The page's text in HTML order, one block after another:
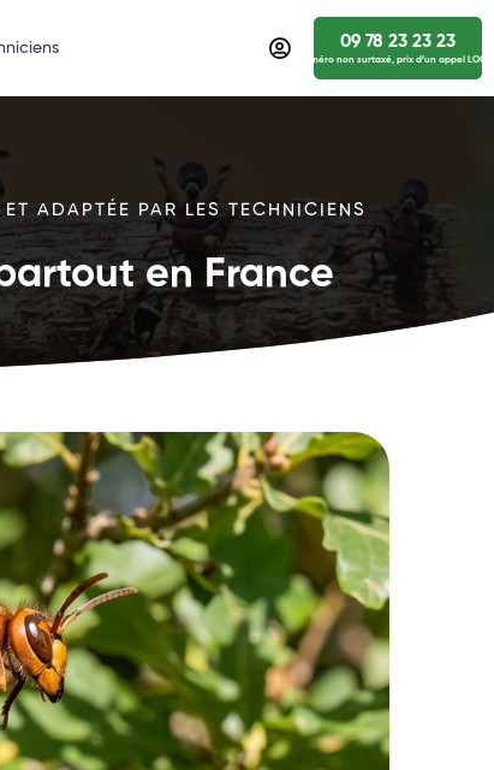
09 78 23 23 23
numéro non surtaxé, prix d’un appel
ADAPTÉE PAR LES TECHNICIENS
en France